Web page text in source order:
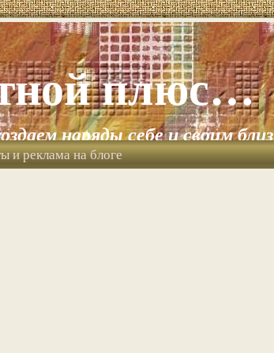
плюс…
наряды себе и своим
и реклама на блоге